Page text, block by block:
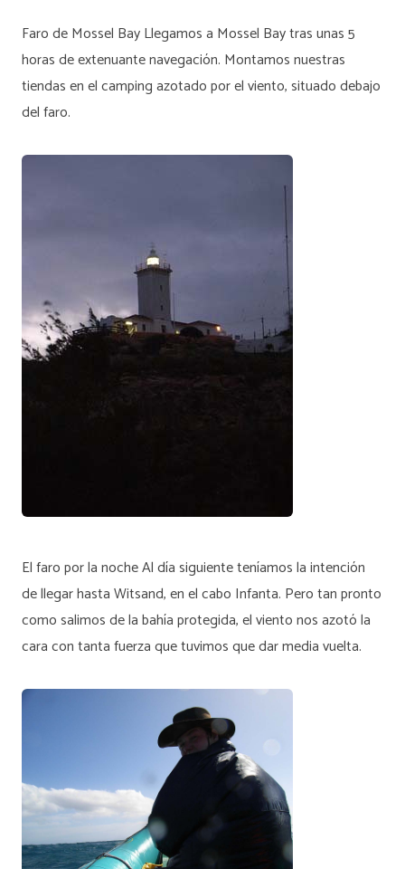
Faro de Mossel Bay Llegamos a Mossel Bay tras unas 5
horas de extenuante navegación. Montamos nuestras
tiendas en el camping azotado por el viento, situado debajo
del faro.
El faro por la noche Al día siguiente teníamos la intención
de llegar hasta Witsand, en el cabo Infanta. Pero tan pronto
como salimos de la bahía protegida, el viento nos azotó la
cara con tanta fuerza que tuvimos que dar media vuelta.